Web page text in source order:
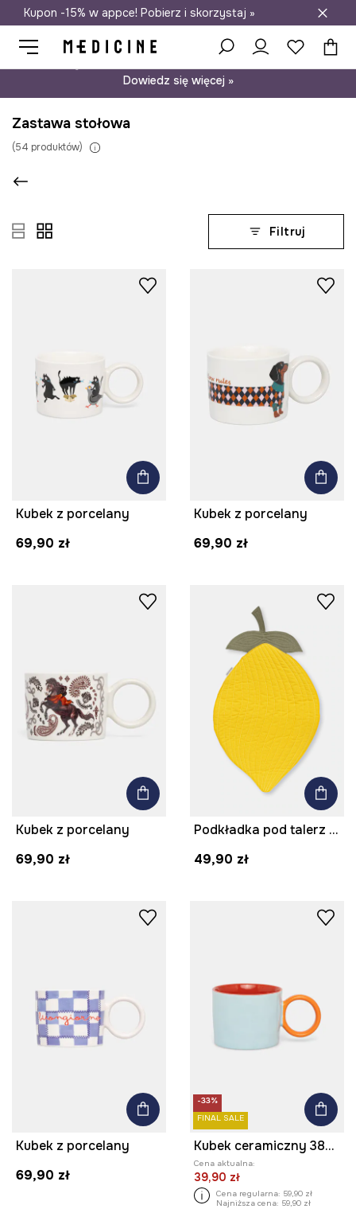
Darmowa dostawa do salonów
Kupon -15% w appce! Pobierz i skorzystaj »
Dowiedz się więcej »
Zastawa stołowa
(54 produktów)
Filtruj
Kubek z porcelany
69,90 zł
Kubek z porcelany
69,90 zł
Kubek z porcelany
69,90 zł
Podkładka pod talerz bawełniana
49,90 zł
Kubek z porcelany
69,90 zł
-33%
FINAL SALE
Kubek ceramiczny 380 ml
Cena aktualna:
39,90 zł
Cena regularna: 59,90 zł
Najniższa cena: 59,90 zł